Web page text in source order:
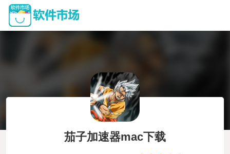
茄子加速器mac下载